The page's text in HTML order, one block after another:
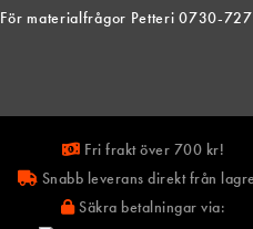
För materialfrågor Petteri 0730-
Fri frakt över 700 kr!
Snabb leverans direkt från
Säkra betalningar via: